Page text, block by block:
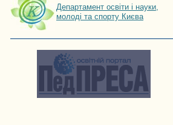
Департамент освіти і науки,
молоді та спорту Києва